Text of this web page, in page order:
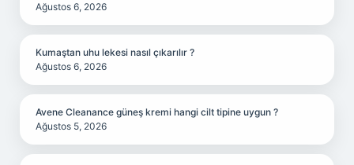
Ağustos 6, 2026
Kumaştan uhu lekesi nasıl çıkarılır ?
Ağustos 6, 2026
Avene Cleanance güneş kremi hangi cilt tipine uygun ?
Ağustos 5, 2026